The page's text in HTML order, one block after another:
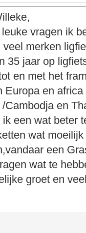
vragen ik
veel merken
35 jaar op
en met het
Europa en
Cambodja en
een wat beter
wat
een
wat te
groet en